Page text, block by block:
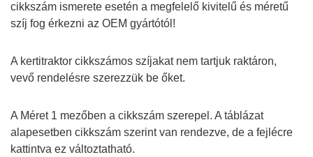
cikkszám ismerete esetén a megfelelő kivitelű és méretű
szíj fog érkezni az OEM gyártótól!
A kertitraktor cikkszámos szíjakat nem tartjuk raktáron,
vevő rendelésre szerezzük be őket.
A Méret 1 mezőben a cikkszám szerepel. A táblázat
alapesetben cikkszám szerint van rendezve, de a fejlécre
kattintva ez változtatható.